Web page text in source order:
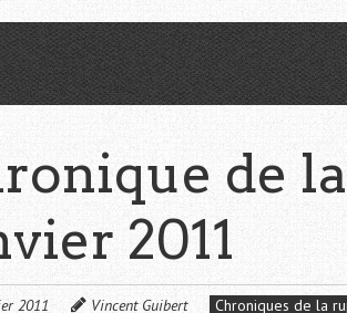
de
2011
2011 Vincent Guibert Chroniques de la